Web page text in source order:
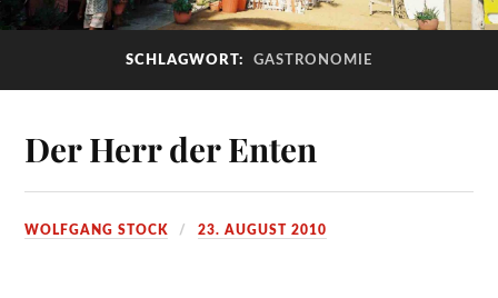
SCHLAGWORT: GASTRONOMIE
Der Herr der Enten
WOLFGANG STOCK 23. AUGUST 2010